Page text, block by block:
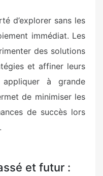
d’explorer sans les
immédiat. Les
des solutions
et affiner leurs
à grande
de minimiser les
de succès lors
et futur :